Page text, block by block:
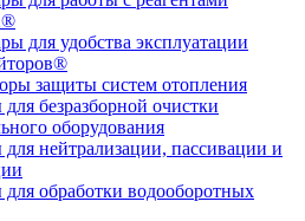
для удобства эксплуатации
защиты систем отопления
для безразборной очистки
оборудования
для нейтрализации, пассивации и
для обработки водооборотных